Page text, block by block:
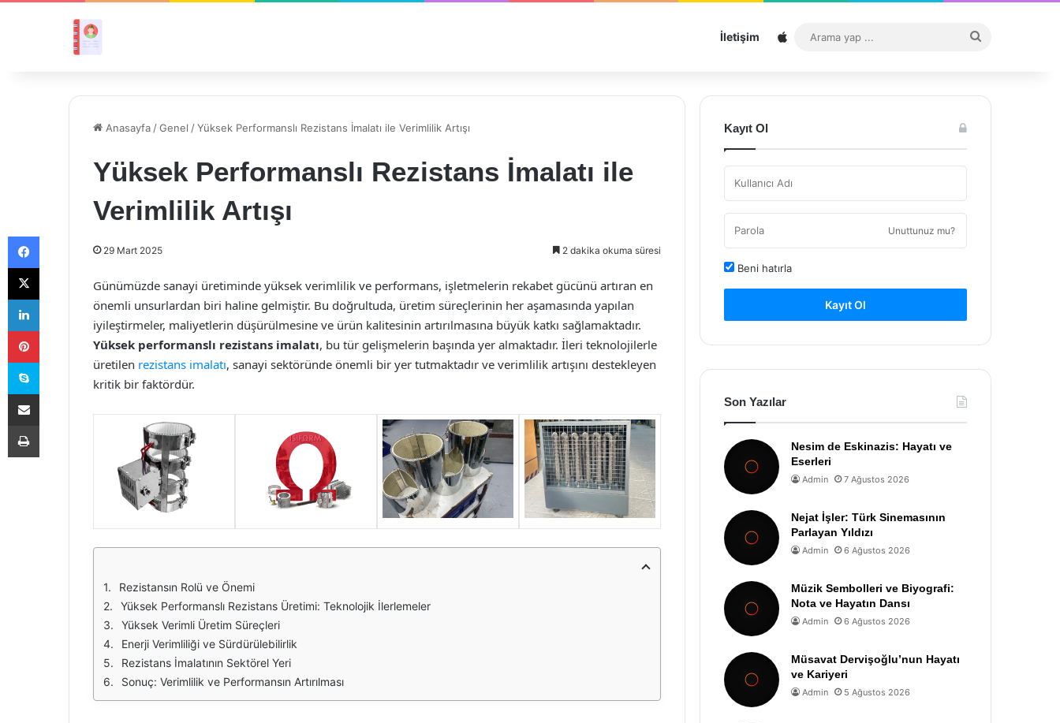
İletişim Sitemap
...
Anasayfa /Genel /Yüksek Performanslı Rezistans İmalatı ile Verimlilik Artışı
Yüksek Performanslı Rezistans İmalatı ile
Verimlilik Artışı
29 Mart 2025 2 dakika okuma süresi
Günümüzde sanayi üretiminde yüksek verimlilik ve performans, işletmelerin rekabet gücünü artıran en
önemli unsurlardan biri haline gelmiştir. Bu doğrultuda, üretim süreçlerinin her aşamasında yapılan
iyileştirmeler, maliyetlerin düşürülmesine ve ürün kalitesinin artırılmasına büyük katkı sağlamaktadır.
Yüksek performanslı rezistans imalatı, bu tür gelişmelerin başında yer almaktadır. İleri teknolojilerle
üretilen rezistans imalatı, sanayi sektöründe önemli bir yer tutmaktadır ve verimlilik artışını destekleyen
kritik bir faktördür.
Rezistansın Rolü ve Önemi
Yüksek Performanslı Rezistans Üretimi: Teknolojik İlerlemeler
Yüksek Verimli Üretim Süreçleri
Enerji Verimliliği ve Sürdürülebilirlik
Rezistans İmalatının Sektörel Yeri
Sonuç: Verimlilik ve Performansın Artırılması
Kayıt Ol
Unuttunuz mu?
Beni hatırla
Kayıt Ol
Son Yazılar
Nesim de Eskinazis: Hayatı ve
Eserleri
Admin 7 Ağustos 2026
Nejat İşler: Türk Sinemasının
Parlayan Yıldızı
Admin 6 Ağustos 2026
Müzik Sembolleri ve Biyografi:
Nota ve Hayatın Dansı
Admin 6 Ağustos 2026
Müsavat Dervişoğlu’nun Hayatı
ve Kariyeri
Admin 5 Ağustos 2026
Facebook
X
LinkedIn
Pinterest
Skype
E-Posta ile paylaş